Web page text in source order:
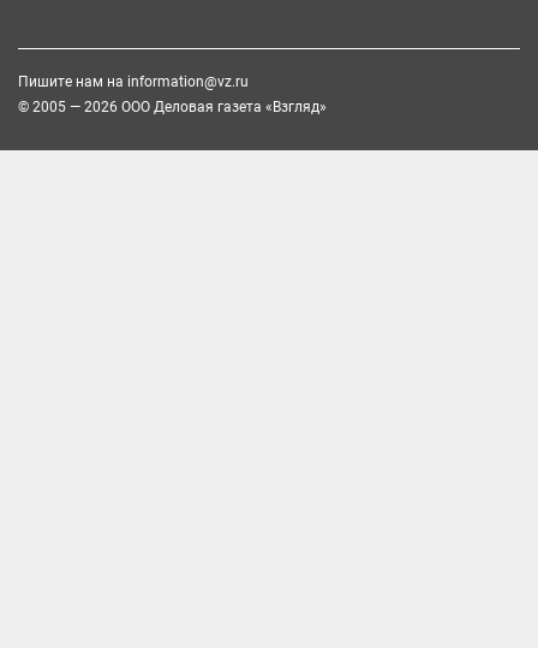
Пишите нам на information@vz.ru
© 2005 — 2026 ООО Деловая газета «Взгляд»